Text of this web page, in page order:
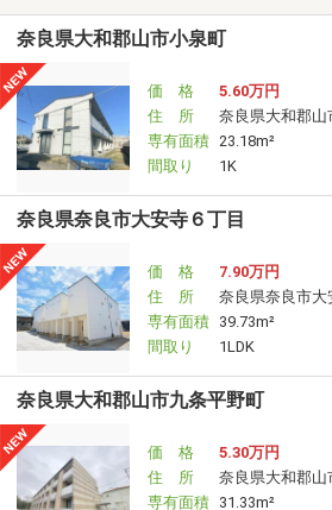
奈良県大和郡山市小泉町
価 格
5.60万円
住 所
奈良県大和郡山
専有面積 23.18m²
間取り
1K
奈良県奈良市大安寺６丁目
価 格
7.90万円
住 所
奈良県奈良市大
専有面積 39.73m²
間取り
1LDK
奈良県大和郡山市九条平野町
価 格
5.30万円
住 所
奈良県大和郡
専有面積 31.33m²